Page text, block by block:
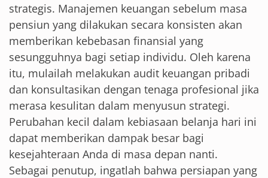
strategis. Manajemen keuangan sebelum masa
pensiun yang dilakukan secara konsisten akan
memberikan kebebasan finansial yang
sesungguhnya bagi setiap individu. Oleh karena
itu, mulailah melakukan audit keuangan pribadi
dan konsultasikan dengan tenaga profesional jika
merasa kesulitan dalam menyusun strategi.
Perubahan kecil dalam kebiasaan belanja hari ini
dapat memberikan dampak besar bagi
kesejahteraan Anda di masa depan nanti.
Sebagai penutup, ingatlah bahwa persiapan yang